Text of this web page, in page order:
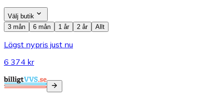
Välj butik
3 mån
6 mån 1 år 2 år Allt
Lägst nypris just nu
6 374 kr